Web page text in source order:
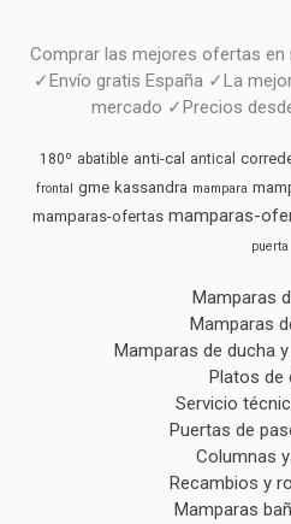
Comprar las mejores ofertas en
✓Envío gratis España ✓La
mercado ✓Precios
180º abatible anti-cal antical
frontal
gme kassandra mampara
mamparas-ofertas mamparas-
puerta
Mamparas
Mamparas
Mamparas de ducha
Platos de
Servicio
Puertas de
Columnas
Recambios y
Mamparas